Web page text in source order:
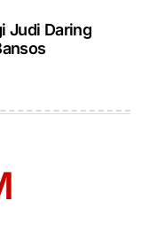
Judi Daring